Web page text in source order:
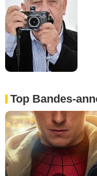
Top Bandes-